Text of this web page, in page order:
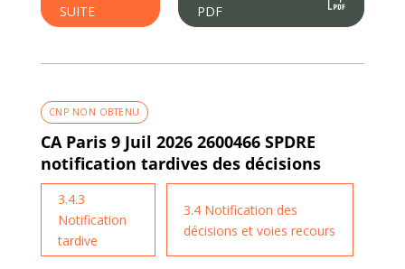
SUITE
PDF
CNP NON OBTENU
CA Paris 9 Juil 2026 2600466 SPDRE
notification tardives des décisions
3.4.3
Notification
tardive
3.4 Notification des
décisions et voies recours